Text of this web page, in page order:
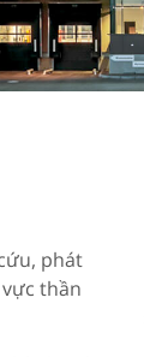
phát
thần